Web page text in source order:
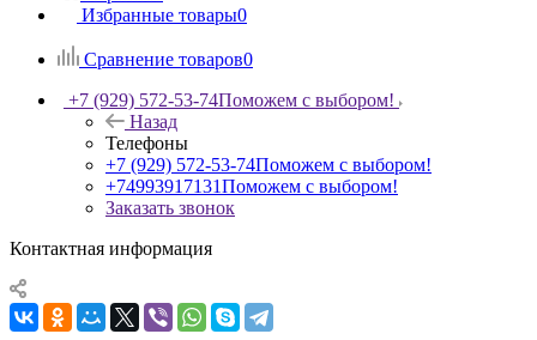
Избранные товары0
Сравнение товаров0
+7 (929) 572-53-74Поможем с выбором!
Назад
Телефоны
+7 (929) 572-53-74Поможем с выбором!
+74993917131Поможем с выбором!
Заказать звонок
Контактная информация